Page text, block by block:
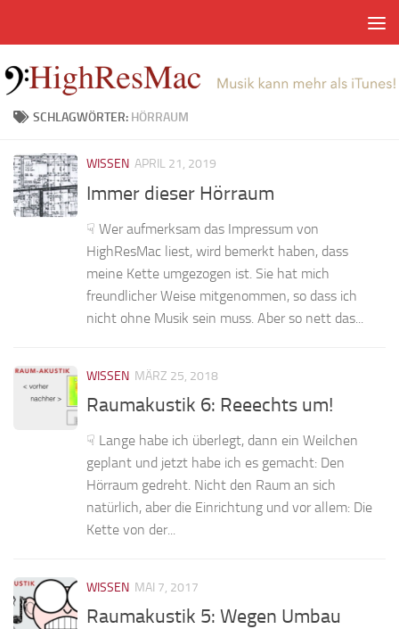
SCHLAGWÖRTER: HÖRRAUM
WISSEN APRIL 21, 2019
Immer dieser Hörraum
☟ Wer aufmerksam das Impressum von
HighResMac liest, wird bemerkt haben, dass
meine Kette umgezogen ist. Sie hat mich
freundlicher Weise mitgenommen, so dass ich
nicht ohne Musik sein muss. Aber so nett das...
WISSEN MÄRZ 25, 2018
Raumakustik 6: Reeechts um!
☟ Lange habe ich überlegt, dann ein Weilchen
geplant und jetzt habe ich es gemacht: Den
Hörraum gedreht. Nicht den Raum an sich
natürlich, aber die Einrichtung und vor allem: Die
Kette von der...
WISSEN MAI 7, 2017
Raumakustik 5: Wegen Umbau